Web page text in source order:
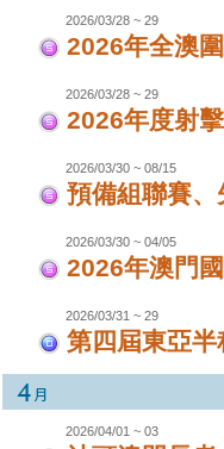
2026/03/28 ~ 29
2026年全澳
2026/03/28 ~ 29
2026年度射
2026/03/30 ~ 08/15
預備組聯賽
2026/03/30 ~ 04/05
2026年澳門
2026/03/31 ~ 29
第四屆東亞
2026/04/01 ~ 03